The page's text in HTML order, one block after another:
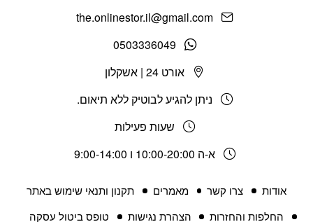
אודות צרו קשר מאמרים
תקנון ותנאי שימוש באתר
החלפות והחזרות
הצהרת נגישות טופס ביטול עסקה
the.onlinestor.il@gmail.com
0503336049
אורט 24 | אשקלון
ניתן להגיע לבוטיק ללא תיאום.
שעות פעילות
א-ה 10:00-20:00 ו 9:00-14:00